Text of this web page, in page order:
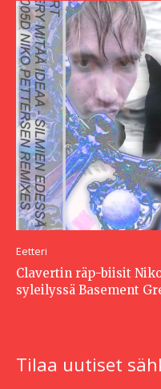
Eetteri
Clavertin räp-biisit
syleilyssä Basement
Tilaa uutiset